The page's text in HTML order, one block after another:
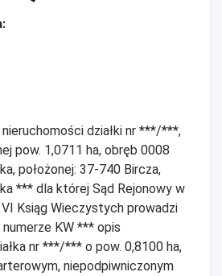
działki nr ***/***,
pow. 1,0711 ha, obręb 0008
położonej: 37-740 Bircza,
*** dla której Sąd Rejonowy w
VI Ksiąg Wieczystych prowadzi
KW *** opis
nr ***/*** o pow. 0,8100 ha,
niepodpiwniczonym